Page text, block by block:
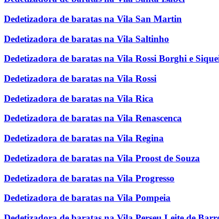
Dedetizadora de baratas na Vila San Martin
Dedetizadora de baratas na Vila Saltinho
Dedetizadora de baratas na Vila Rossi Borghi e
Dedetizadora de baratas na Vila Rossi
Dedetizadora de baratas na Vila Rica
Dedetizadora de baratas na Vila Renascenca
Dedetizadora de baratas na Vila Regina
Dedetizadora de baratas na Vila Proost de Souza
Dedetizadora de baratas na Vila Progresso
Dedetizadora de baratas na Vila Pompeia